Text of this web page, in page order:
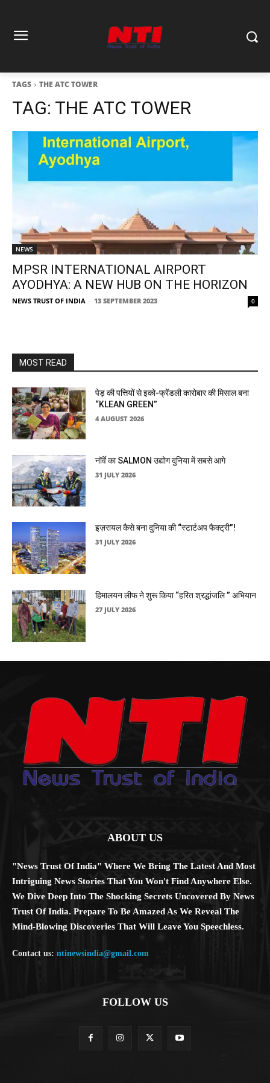
TAGS THE ATC TOWER
TAG: THE ATC TOWER
NEWS
MPSR INTERNATIONAL AIRPORT
AYODHYA: A NEW HUB ON THE HORIZON
NEWS TRUST OF INDIA - 13 SEPTEMBER 2023 0
MOST READ
पेड़ की पत्तियों से इको-फ्रेंडली कारोबार की मिसाल बना
“KLEAN GREEN”
4 AUGUST 2026
नॉर्वे का SALMON उद्योग दुनिया में सबसे आगे
31 JULY 2026
इज़रायल कैसे बना दुनिया की “स्टार्टअप फैक्ट्री”!
31 JULY 2026
हिमालयन लीफ ने शुरू किया “हरित श्रद्धांजलि ” अभियान
27 JULY 2026
ABOUT US
"News Trust Of India" Where We Bring The Latest And Most
Intriguing News Stories That You Won't Find Anywhere Else.
We Dive Deep Into The Shocking Secrets Uncovered By News
Trust Of India. Prepare To Be Amazed As We Reveal The
Mind-Blowing Discoveries That Will Leave You Speechless.
Contact us: ntinewsindia@gmail.com
FOLLOW US